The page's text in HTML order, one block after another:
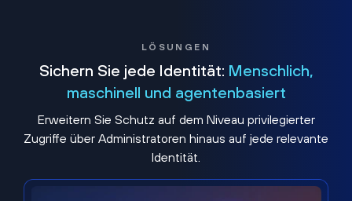
LÖSUNGEN
Sichern Sie jede Identität: Menschlich,
maschinell und agentenbasiert
Erweitern Sie Schutz auf dem Niveau privilegierter
Zugriffe über Administratoren hinaus auf jede relevante
Identität.